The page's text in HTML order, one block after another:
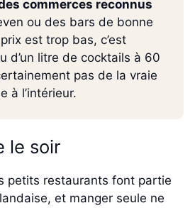
commerces reconnus
ou des bars de bonne
est trop bas, c’est
d’un litre de cocktails à 60
pas de la vraie
à l’intérieur.
le soir
petits restaurants font partie
et manger seule ne